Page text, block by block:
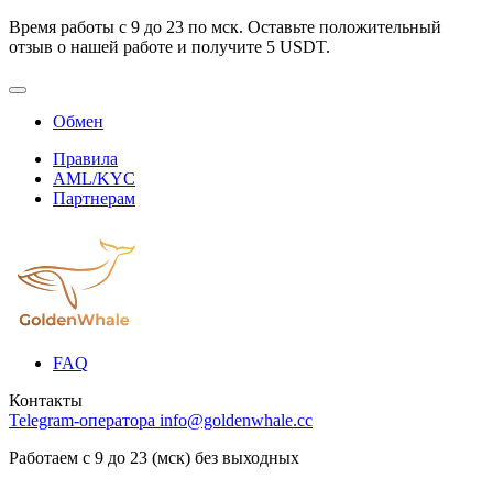
Время работы с 9 до 23 по мск. Оставьте положительный
отзыв о нашей работе и получите 5 USDT.
Обмен
Правила
AML/KYC
Партнерам
FAQ
Контакты
Telegram-оператора info@goldenwhale.cc
Работаем с 9 до 23 (мск) без выходных